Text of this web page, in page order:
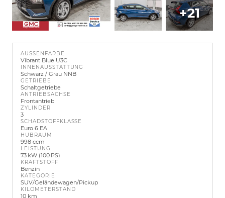
+21
AUSSENFARBE
Vibrant Blue U3C
INNENAUSSTATTUNG
Schwarz / Grau NNB
GETRIEBE
Schaltgetriebe
ANTRIEBSACHSE
Frontantrieb
ZYLINDER
3
SCHADSTOFFKLASSE
Euro 6 EA
HUBRAUM
998 ccm
LEISTUNG
73 kW (100 PS)
KRAFTSTOFF
Benzin
KATEGORIE
SUV/Geländewagen/Pickup
KILOMETERSTAND
10 km